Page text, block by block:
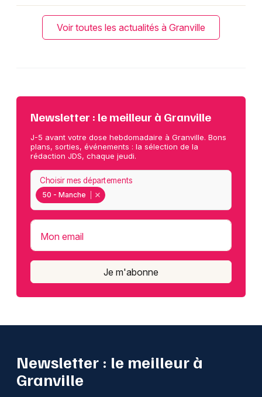
Voir toutes les actualités à Granville
Newsletter : le meilleur à Granville
J-5 avant votre dose hebdomadaire à Granville. Bons
plans, sorties, événements : la sélection de la
rédaction JDS, chaque jeudi.
50 - Manche
Choisir mes départements
Mon email
Je m'abonne
Newsletter : le meilleur à
Granville